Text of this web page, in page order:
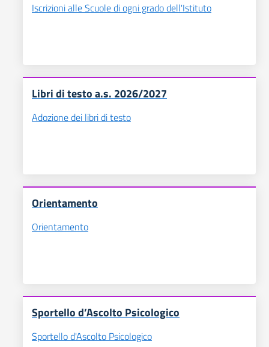
Iscrizioni alle Scuole di ogni grado dell'Istituto
Libri di testo a.s. 2026/2027
Adozione dei libri di testo
Orientamento
Orientamento
Sportello d’Ascolto Psicologico
Sportello d'Ascolto Psicologico